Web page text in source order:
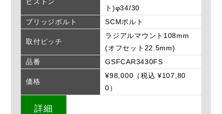
ト)φ34/30
ブリッジボルト
SCMボルト
取付ピッチ
ラジアルマウント108mm
(オフセット22.5mm)
品番
GSFCAR3430FS
価格
¥98,000（税込 ¥107,80
0）
詳細